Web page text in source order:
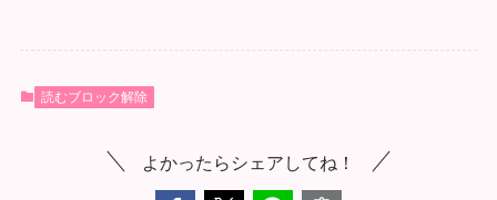
読むブロック解除
よかったらシェアしてね！